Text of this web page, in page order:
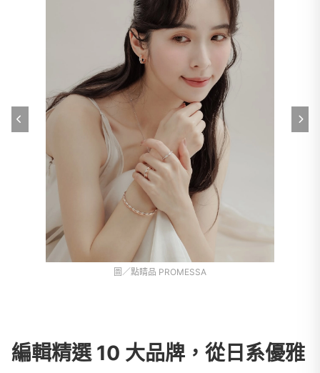
圖／點睛品 PROMESSA
編輯精選 10 大品牌，從日系優雅